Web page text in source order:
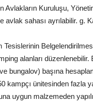
Avlakların Kuruluşu,
sahası ayrılabilir. g.
Tesislerinin
alanları düzenlenebilir.
bungalov) başına
kampçı ünitesinden fazla
uygun malzemeden